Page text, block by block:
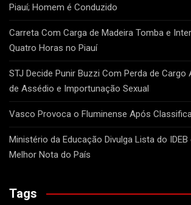
Piauí; Homem é Conduzido
Carreta Com Carga de Madeira Tomba e
Quatro Horas no Piauí
STJ Decide Punir Buzzi Com Perda de Cargo
de Assédio e Importunação Sexual
Vasco Provoca o Fluminense Após
Ministério da Educação Divulga Lista do IDEB
Melhor Nota do País
Tags